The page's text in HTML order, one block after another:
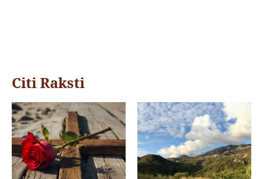
Citi Raksti